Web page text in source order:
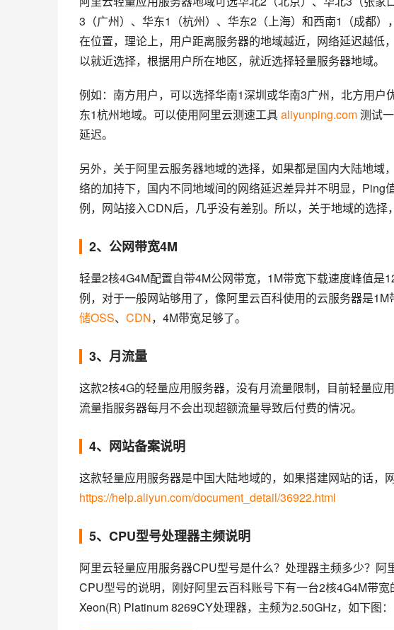
3（广州）、华东1（杭州）、华东2（上海）和西南1（成都
在位置，理论上，用户距离服务器的地域越近，网络延迟越低
以就近选择，根据用户所在地区，就近选择轻量服务器地域。
例如：南方用户，可以选择华南1深圳或华南3广州，北方用
东1杭州地域。可以使用阿里云测速工具 aliyunping.com 测试
延迟。
另外，关于阿里云服务器地域的选择，如果都是国内大陆地域
络的加持下，国内不同地域间的网络延迟差异并不明显，Ping
例，网站接入CDN后，几乎没有差别。所以，关于地域的选择
2、公网带宽4M
轻量2核4G4M配置自带4M公网带宽，1M带宽下载速度峰值是
例，对于一般网站够用了，像阿里云百科使用的云服务器是
储OSS、 CDN，4M带宽足够了。
3、月流量
这款2核4G的轻量应用服务器，没有月流量限制，目前轻量应
流量指服务器每月不会出现超额流量导致后付费的情况。
4、网站备案说明
这款轻量应用服务器是中国大陆地域的，如果搭建网站的话，
https://help.aliyun.com/document_detail/36922.html
5、CPU型号处理器主频说明
阿里云轻量应用服务器CPU型号是什么？处理器主频多少？
CPU型号的说明，刚好阿里云百科账号下有一台2核4G4M带
Xeon(R) Platinum 8269CY处理器，主频为2.50GHz，如下图：